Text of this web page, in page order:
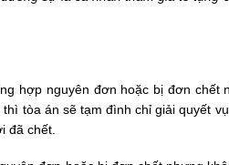
hợp nguyên đơn hoặc bị đơn chết
tòa án sẽ tạm đình chỉ giải quyết
đã chết.